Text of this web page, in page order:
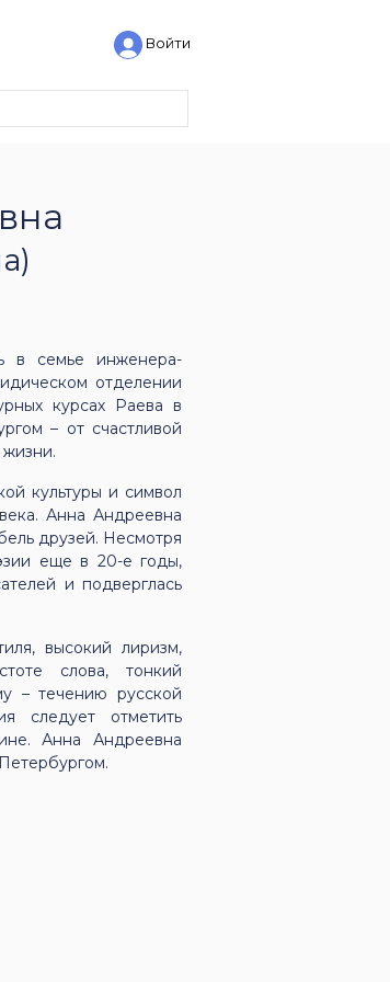
Войти
в семье инженера-
отделении
курсах Раева в
– от счастливой
культуры и символ
Анна Андреевна
друзей. Несмотря
еще в 20-е годы,
и подверглась
высокий лиризм,
слова, тонкий
– течению русской
следует отметить
Анна Андреевна